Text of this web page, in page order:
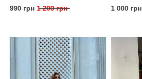
990 грн 1 200 грн
1 000 грн